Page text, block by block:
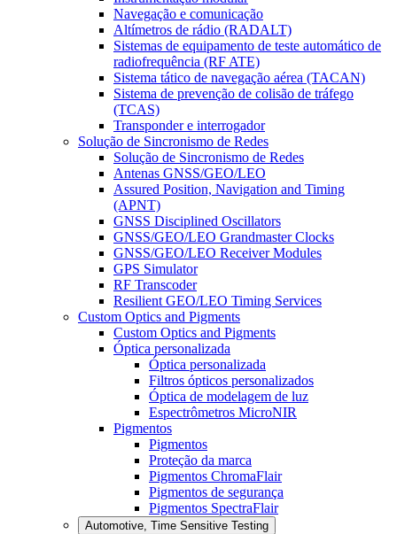
Navegação e comunicação
Altímetros de rádio (RADALT)
Sistemas de equipamento de teste automático de
radiofrequência (RF ATE)
Sistema tático de navegação aérea (TACAN)
Sistema de prevenção de colisão de tráfego
(TCAS)
Transponder e interrogador
Solução de Sincronismo de Redes
Solução de Sincronismo de Redes
Antenas GNSS/GEO/LEO
Assured Position, Navigation and Timing
(APNT)
GNSS Disciplined Oscillators
GNSS/GEO/LEO Grandmaster Clocks
GNSS/GEO/LEO Receiver Modules
GPS Simulator
RF Transcoder
Resilient GEO/LEO Timing Services
Custom Optics and Pigments
Custom Optics and Pigments
Óptica personalizada
Óptica personalizada
Filtros ópticos personalizados
Óptica de modelagem de luz
Espectrômetros MicroNIR
Pigmentos
Pigmentos
Proteção da marca
Pigmentos ChromaFlair
Pigmentos de segurança
Pigmentos SpectraFlair
Automotive, Time Sensitive Testing